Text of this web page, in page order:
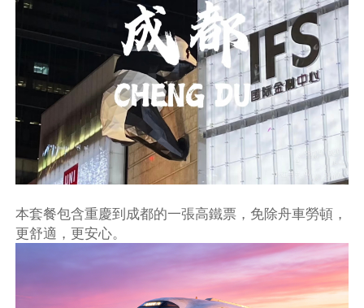
本套餐包含重慶到成都的一張高鐵票，免除舟車勞頓，
更舒適，更安心。